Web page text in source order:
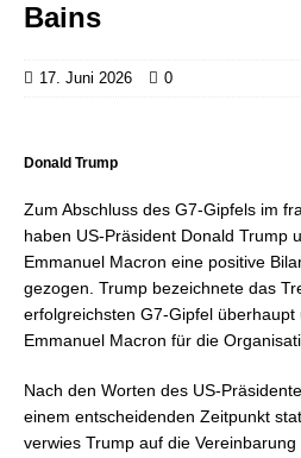
Bains
17. Juni 2026 0
Donald Trump
Zum Abschluss des G7-Gipfels im
haben US-Präsident Donald Trump
Emmanuel Macron eine positive
gezogen. Trump bezeichnete das
erfolgreichsten G7-Gipfel
Emmanuel Macron für die
Nach den Worten des US-
einem entscheidenden Zeitpunkt
verwies Trump auf die